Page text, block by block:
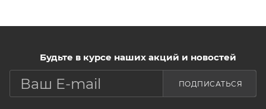
тонус кожи, ускоряют регенерацию эпидермиса,
полноценное питание. Различные размеры молекул
8 типов гиалуроновой кислоты увлажняют кожу,
эффективно обеспечивая и наполняя слои кожи
Будьте в курсе наших акций и новостей
ПОДПИСАТЬСЯ